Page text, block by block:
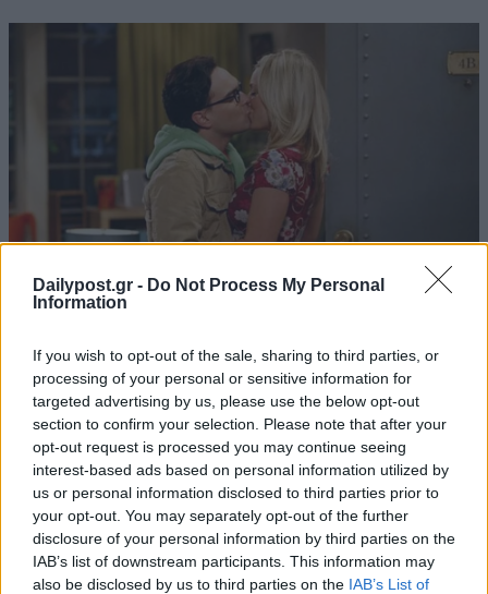
Dailypost.gr - Do Not Process My Personal
Information
If you wish to opt-out of the sale, sharing to third parties, or
processing of your personal or sensitive information for
targeted advertising by us, please use the below opt-out
section to confirm your selection. Please note that after your
opt-out request is processed you may continue seeing
interest-based ads based on personal information utilized by
us or personal information disclosed to third parties prior to
your opt-out. You may separately opt-out of the further
disclosure of your personal information by third parties on the
IAB’s list of downstream participants. This information may
also be disclosed by us to third parties on the IAB’s List of